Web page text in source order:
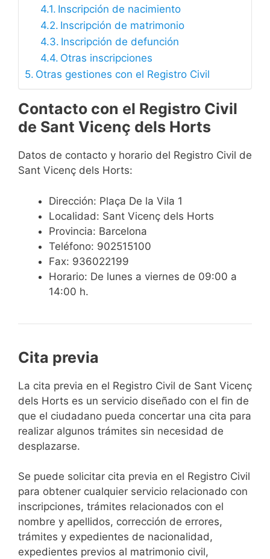
Inscripción de nacimiento
Inscripción de matrimonio
Inscripción de defunción
Otras inscripciones
Otras gestiones con el Registro Civil
Contacto con el Registro Civil
de Sant Vicenç dels Horts
Datos de contacto y horario del Registro Civil de
Sant Vicenç dels Horts:
Dirección: Plaça De la Vila 1
Localidad: Sant Vicenç dels Horts
Provincia: Barcelona
Teléfono: 902515100
Fax: 936022199
Horario: De lunes a viernes de 09:00 a
14:00 h.
Cita previa
​​​​​​​​​​​​​​​​​​​​​​​​​​​​La cita previa en el Registro Civil de Sant Vicenç
dels Horts es un servicio diseñado con el fin de
que el ciudadano pueda concertar una cita para
realizar algunos trámites sin necesidad de
desplazarse.​
Se puede solicitar cita previa en el Registro Civil
para obtener cualquier servicio relacionado con
inscripciones, trámites relacionados con el
nombre y apellidos, corrección de errores,
trámites y expedientes de nacionalidad,
expedientes previos al matrimonio civil,